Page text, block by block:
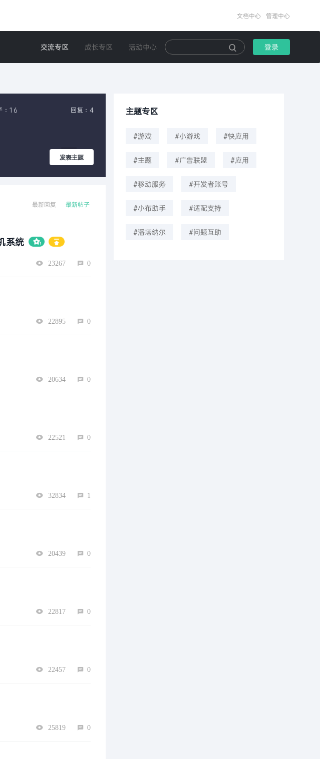
文档中心 管理中心
交流专区 成长专区 活动中心 登录
：16 回复：4
发表主题
最新回复 最新帖子
系统
23267 0
22895 0
20634 0
22521 0
32834 1
20439 0
22817 0
22457 0
25819 0
主题专区
#游戏 #小游戏 #快应用
#主题 #广告联盟 #应用
#移动服务 #开发者账号
#小布助手 #适配支持
#潘塔纳尔 #问题互助